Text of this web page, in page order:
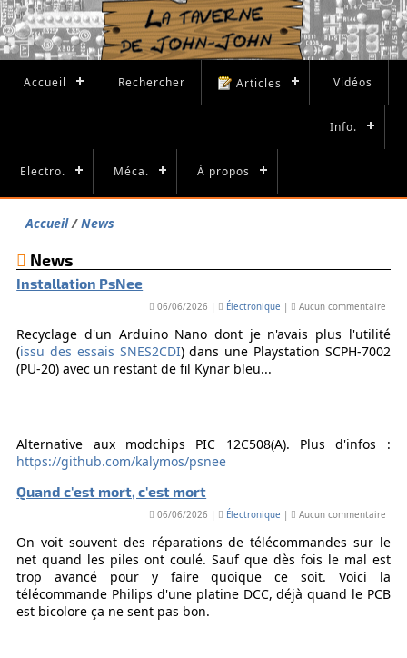
Accueil Rechercher Articles Vidéos
Info.
Electro. Méca. À propos
Accueil News
News
Installation PsNee
06/06/2026 | Électronique | Aucun commentaire
Recyclage d'un Arduino Nano dont je n'avais plus l'utilité
(issu des essais SNES2CDI) dans une Playstation SCPH-7002
(PU-20) avec un restant de fil Kynar bleu...
Alternative aux modchips PIC 12C508(A). Plus d'infos :
https://github.com/kalymos/psnee
Quand c'est mort, c'est mort
06/06/2026 | Électronique | Aucun commentaire
On voit souvent des réparations de télécommandes sur le
net quand les piles ont coulé. Sauf que dès fois le mal est
trop avancé pour y faire quoique ce soit. Voici la
télécommande Philips d'une platine DCC, déjà quand le PCB
est bicolore ça ne sent pas bon.